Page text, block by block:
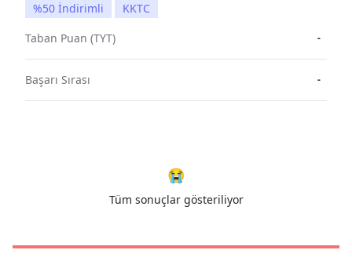
%50 İndirimli
KKTC
Taban Puan (TYT)
-
Başarı Sırası -
😭
Tüm sonuçlar gösteriliyor